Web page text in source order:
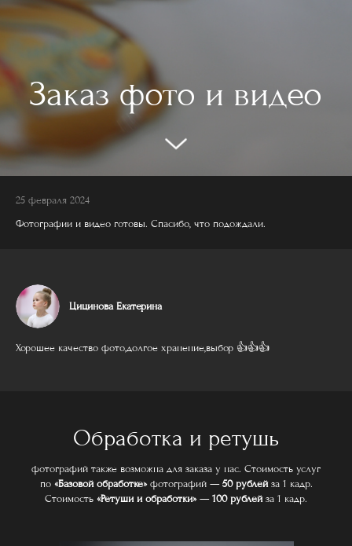
Заказ фото и видео
25 февраля 2024
Фотографии и видео готовы. Спасибо, что подождали.
Цицинова Екатерина
Хорошее качество фото,долгое хранение,выбор 👍👍👍
Обработка и ретушь
фотографий также возможна для заказа у нас. Стоимость услуг
по «Базовой обработке»фотографий —50 рублейза 1 кадр.
Стоимость «Ретуши и обработки»—100 рублейза 1 кадр.